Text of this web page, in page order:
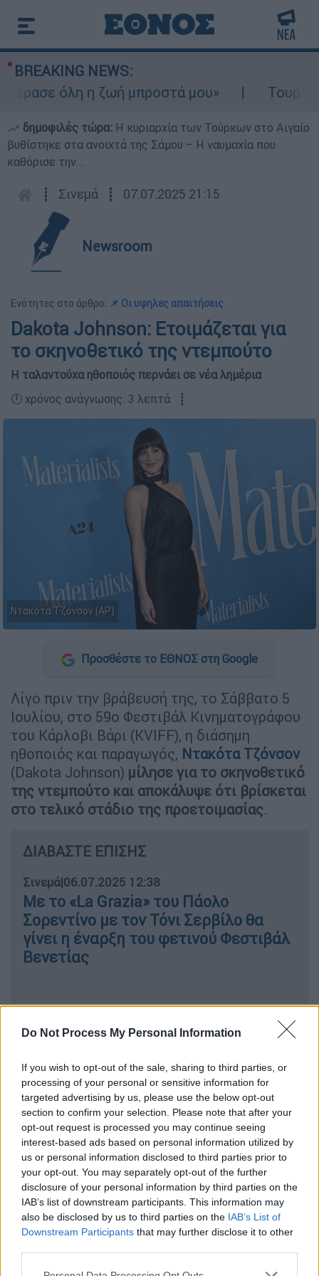
Do Not Process My Personal Information
If you wish to opt-out of the sale, sharing to third parties, or
processing of your personal or sensitive information for
targeted advertising by us, please use the below opt-out
section to confirm your selection. Please note that after your
opt-out request is processed you may continue seeing
interest-based ads based on personal information utilized by
us or personal information disclosed to third parties prior to
your opt-out. You may separately opt-out of the further
disclosure of your personal information by third parties on the
IAB’s list of downstream participants. This information may
also be disclosed by us to third parties on the IAB’s List of
Downstream Participants that may further disclose it to other
Please note that this website/app uses one or more Google
BREAKING NEWS:
όλη η ζωή μπροστά μου»
δημοφιλές τώρα: Η κυριαρχία των Τούρκων στο Αιγαίο
βυθίστηκε στα ανοιχτά της Σάμου – Η ναυμαχία που
καθόρισε την...
┋ Σινεμά ┋ 07.07.2025 21:15
Newsroom
Ενότητες στο άρθρο: 📌 Οι υψηλες απαιτήσεις
Dakota Johnson: Ετοιμάζεται για
το σκηνοθετικό της ντεμπούτο
Η ταλαντούχα ηθοποιός περνάει σε νέα λημέρια
🕛 χρόνος ανάγνωσης: 3 λεπτά ┋
Ντακότα Τζόνσον (AP)
Προσθέστε το ΕΘΝΟΣ στη Google
Λίγο πριν την βράβευσή της, το Σάββατο 5
Ιουλίου, στο 59ο Φεστιβάλ Κινηματογράφου
του Κάρλοβι Βάρι (KVIFF), η διάσημη
ηθοποιός και παραγωγός, Ντακότα Τζόνσον
(Dakota Johnson) μίλησε για το σκηνοθετικό
της ντεμπούτο και αποκάλυψε ότι βρίσκεται
στο τελικό στάδιο της προετοιμασίας.
ΔΙΑΒΑΣΤΕ ΕΠΙΣΗΣ
Σινεμά|06.07.2025 12:38
Με το «La Grazia» του Πάολο
Σορεντίνο με τον Τόνι Σερβίλο θα
γίνει η έναρξη του φετινού Φεστιβάλ
Βενετίας
Οι υψηλες απαιτήσεις
είναι «πολύ κοντά στην καρδιά της»και για
το οποίο θα συνεργαστεί ξανά με την
συμπρωταγωνίστριά της στην ταινία «Cha
Cha Real Smooth», Βανέσα Μπούργκχαρντ
(Vanessa Burghardt). Η Τζόνσον χαρακτήρισε
την Μπούργκχαρντ, η οποία έχει διαγνωστεί
με Διαταραχή Αυτιστικού Φάσματος (ΔΑΦ),
μία «απίστευτη ηθοποιό».
«Πάντα ένιωθα ότι δεν είμαι έτοιμη να
σκηνοθετήσω μια μεγάλου μήκους ταινία.